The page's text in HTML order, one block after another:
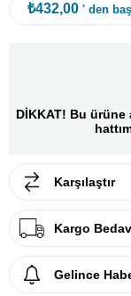
₺432,00 ' den
DİKKAT! Bu
Karşılaştır
Kargo
Gelince